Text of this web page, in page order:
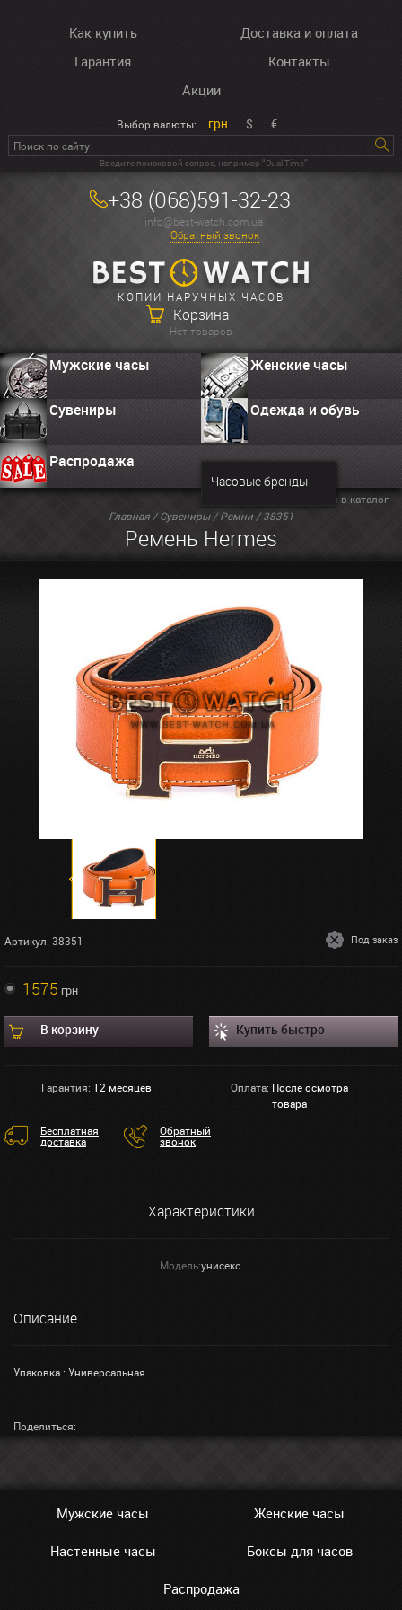
Как купить
Доставка и оплата
Гарантия
Контакты
Акции
Выбор валюты: грн $ €
Введите поисковой запрос, например “Dual Time”
+38 (068)591-32-23
info@best-watch.com.ua
Обратный звонок
КОПИИ НАРУЧНЫХ ЧАСОВ
Корзина
Нет товаров
Мужские часы Женские часы
Сувениры Одежда и обувь
Распродажа
Часовые бренды
Главная/Сувениры/Ремни/ 38351
Ремень Hermes
Вернуться в каталог
Артикул: 38351 Под заказ
1575 грн
В корзину Купить быстро
Гарантия: 12 месяцев Оплата: После осмотра
товара
Бесплатная
доставка
Обратный
звонок
Характеристики
Модель:унисекс
Описание
Упаковка : Универсальная
Поделиться:
Мужские часы Женские часы
Настенные часы Боксы для часов
Распродажа